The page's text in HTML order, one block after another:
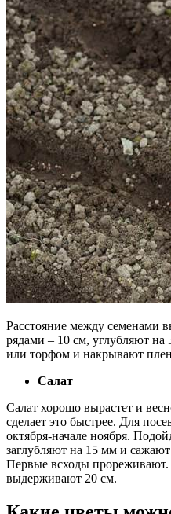
Расстояние между семенами
рядами – 10 см, углубляют
или торфом и накрывают
Салат
Салат хорошо вырастет и
сделает это быстрее. Для
октября-начале ноября.
заглубляют на 15 мм и
Первые всходы прореживают.
выдерживают 20 см.